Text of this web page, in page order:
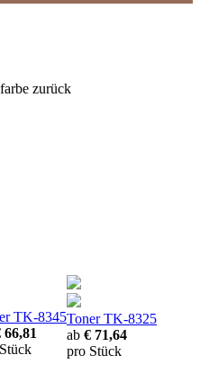
zurück
TK-8345
66,81
Toner TK-8325
ab € 71,64
pro Stück